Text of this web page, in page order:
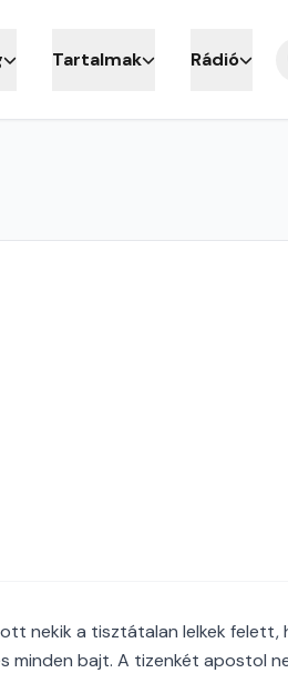
Tartalmak Rádió
nekik a tisztátalan lelkek felett,
minden bajt. A tizenkét apostol